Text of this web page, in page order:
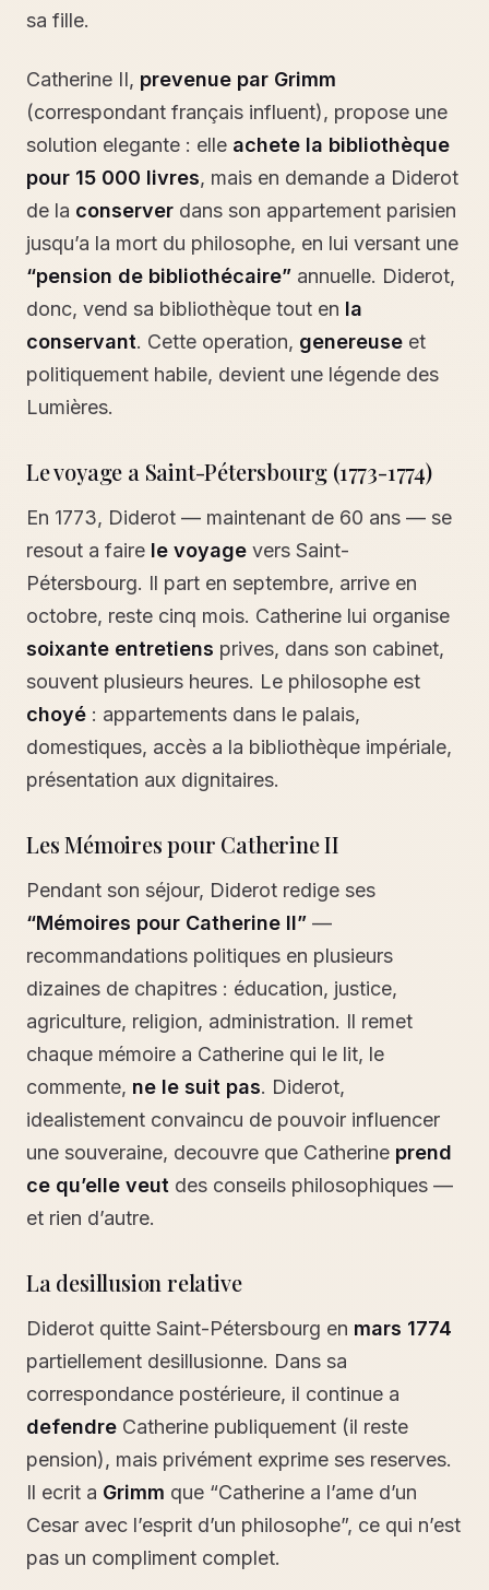
sa fille.
Catherine II, prevenue par Grimm
(correspondant français influent), propose une
solution elegante : elle achete la bibliothèque
pour 15 000 livres, mais en demande a Diderot
de la conserver dans son appartement parisien
jusqu’a la mort du philosophe, en lui versant une
“pension de bibliothécaire” annuelle. Diderot,
donc, vend sa bibliothèque tout en la
conservant. Cette operation, genereuse et
politiquement habile, devient une légende des
Lumières.
Le voyage a Saint-Pétersbourg (1773-1774)
En 1773, Diderot — maintenant de 60 ans — se
resout a faire le voyage vers Saint-
Pétersbourg. Il part en septembre, arrive en
octobre, reste cinq mois. Catherine lui organise
soixante entretiens prives, dans son cabinet,
souvent plusieurs heures. Le philosophe est
choyé : appartements dans le palais,
domestiques, accès a la bibliothèque impériale,
présentation aux dignitaires.
Les Mémoires pour Catherine II
Pendant son séjour, Diderot redige ses
“Mémoires pour Catherine II” —
recommandations politiques en plusieurs
dizaines de chapitres : éducation, justice,
agriculture, religion, administration. Il remet
chaque mémoire a Catherine qui le lit, le
commente, ne le suit pas. Diderot,
idealistement convaincu de pouvoir influencer
une souveraine, decouvre que Catherine prend
ce qu’elle veut des conseils philosophiques —
et rien d’autre.
La desillusion relative
Diderot quitte Saint-Pétersbourg en mars 1774
partiellement desillusionne. Dans sa
correspondance postérieure, il continue a
defendre Catherine publiquement (il reste
pension), mais privément exprime ses reserves.
Il ecrit a Grimm que “Catherine a l’ame d’un
Cesar avec l’esprit d’un philosophe”, ce qui n’est
pas un compliment complet.